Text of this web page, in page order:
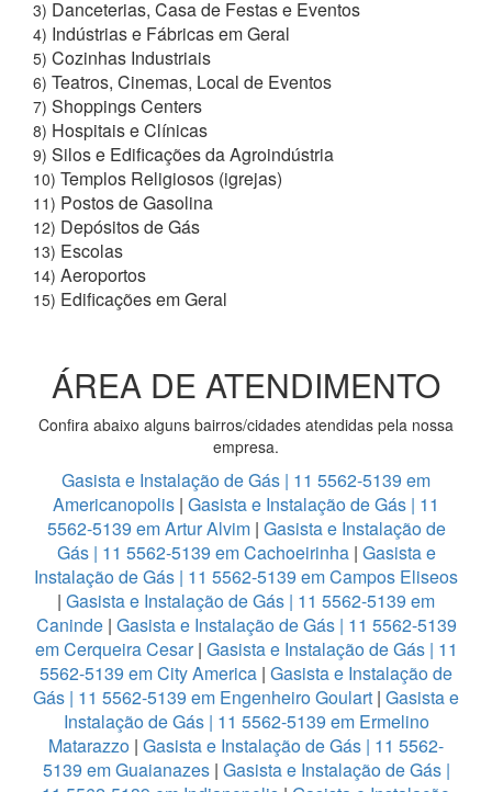
3) Danceterias, Casa de Festas e Eventos
4) Indústrias e Fábricas em Geral
5) Cozinhas Industriais
6) Teatros, Cinemas, Local de Eventos
7) Shoppings Centers
8) Hospitais e Clínicas
9) Silos e Edificações da Agroindústria
10) Templos Religiosos (igrejas)
11) Postos de Gasolina
12) Depósitos de Gás
13) Escolas
14) Aeroportos
15) Edificações em Geral
ÁREA DE ATENDIMENTO
Confira abaixo alguns bairros/cidades atendidas pela nossa
empresa.
Gasista e Instalação de Gás | 11 5562-5139 em
Americanopolis | Gasista e Instalação de Gás | 11
5562-5139 em Artur Alvim | Gasista e Instalação de
Gás | 11 5562-5139 em Cachoeirinha| Gasista e
Instalação de Gás | 11 5562-5139 em Campos Eliseos
| Gasista e Instalação de Gás | 11 5562-5139 em
Caninde| Gasista e Instalação de Gás | 11 5562-5139
em Cerqueira Cesar| Gasista e Instalação de Gás | 11
5562-5139 em City America | Gasista e Instalação de
Gás | 11 5562-5139 em Engenheiro Goulart | Gasista e
Instalação de Gás | 11 5562-5139 em Ermelino
Matarazzo | Gasista e Instalação de Gás | 11 5562-
5139 em Guaianazes| Gasista e Instalação de Gás |